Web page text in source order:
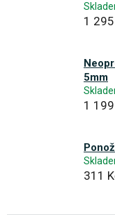
1
5mm
1
311